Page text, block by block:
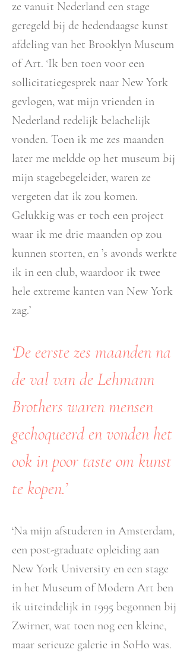
ze vanuit Nederland een stage
geregeld bij de hedendaagse kunst
afdeling van het Brooklyn Museum
of Art. ‘Ik ben toen voor een
sollicitatiegesprek naar New York
gevlogen, wat mijn vrienden in
Nederland redelijk belachelijk
vonden. Toen ik me zes maanden
later me meldde op het museum bij
mijn stagebegeleider, waren ze
vergeten dat ik zou komen.
Gelukkig was er toch een project
waar ik me drie maanden op zou
kunnen storten, en ’s avonds werkte
ik in een club, waardoor ik twee
hele extreme kanten van New York
zag.’
‘De eerste zes maanden na
de val van de Lehmann
Brothers waren mensen
gechoqueerd en vonden het
ook in poor taste om kunst
te kopen.’
‘Na mijn afstuderen in Amsterdam,
een post-graduate opleiding aan
New York University en een stage
in het Museum of Modern Art ben
ik uiteindelijk in 1995 begonnen bij
Zwirner, wat toen nog een kleine,
maar serieuze galerie in SoHo was.